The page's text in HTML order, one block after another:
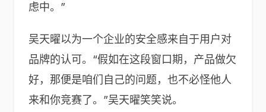
虑中。”
吴天曜以为一个企业的安全感来自于用户对
品牌的认可。“假如在这段窗口期，产品做欠
好，那便是咱们自己的问题，也不必怪他人
来和你竞赛了。”吴天曜笑笑说。